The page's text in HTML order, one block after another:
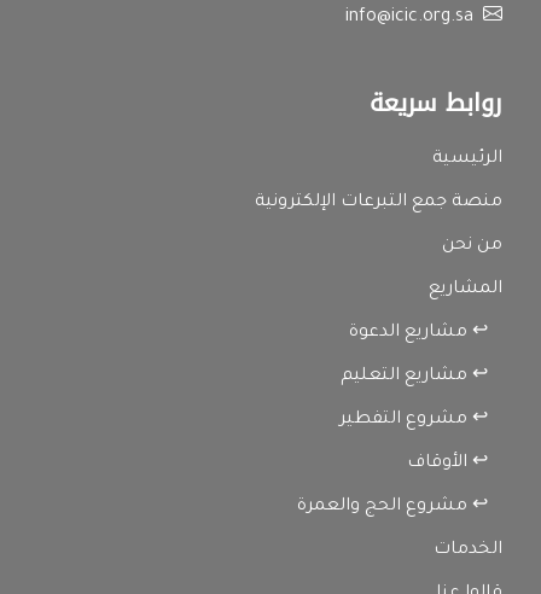
info@icic.org.sa
روابط سريعة
الرئيسية
منصة جمع التبرعات الإلكترونية
من نحن
المشاريع
↩ مشاريع الدعوة
↩ مشاريع التعليم
↩ مشروع التفطير
↩ الأوقاف
↩ مشروع الحج والعمرة
الخدمات